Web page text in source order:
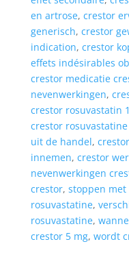
en artrose, crestor
generisch, crestor
indication, crestor
effets indésirables
crestor medicatie
nevenwerkingen,
crestor rosuvastatin
crestor
uit de handel,
innemen, crestor
nevenwerkingen
crestor, stoppen met
rosuvastatine,
rosuvastatine,
crestor 5 mg, wordt